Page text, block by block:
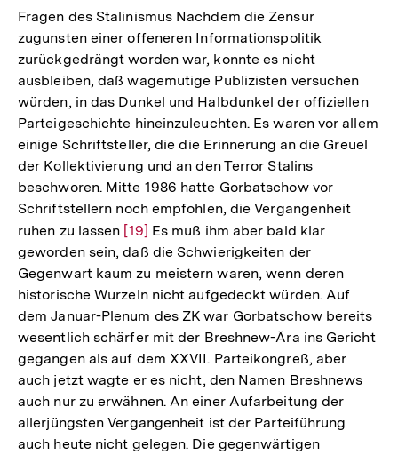
Fragen des Stalinismus Nachdem die Zensur
zugunsten einer offeneren Informationspolitik
zurückgedrängt worden war, konnte es nicht
ausbleiben, daß wagemutige Publizisten versuchen
würden, in das Dunkel und Halbdunkel der offiziellen
Parteigeschichte hineinzuleuchten. Es waren vor allem
einige Schriftsteller, die die Erinnerung an die Greuel
der Kollektivierung und an den Terror Stalins
beschworen. Mitte 1986 hatte Gorbatschow vor
Schriftstellern noch empfohlen, die Vergangenheit
ruhen zu lassen Zur
Auflösung
der
Fußnote
[19] Es muß ihm aber bald klar
geworden sein, daß die Schwierigkeiten der
Gegenwart kaum zu meistern waren, wenn deren
historische Wurzeln nicht aufgedeckt würden. Auf
dem Januar-Plenum des ZK war Gorbatschow bereits
wesentlich schärfer mit der Breshnew-Ära ins Gericht
gegangen als auf dem XXVII. Parteikongreß, aber
auch jetzt wagte er es nicht, den Namen Breshnews
auch nur zu erwähnen. An einer Aufarbeitung der
allerjüngsten Vergangenheit ist der Parteiführung
auch heute nicht gelegen. Die gegenwärtigen